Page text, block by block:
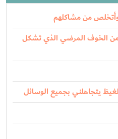
من مشاكلهم
الخوف المرضي الذي تشكل
يتجاهلني بجميع الوسائل